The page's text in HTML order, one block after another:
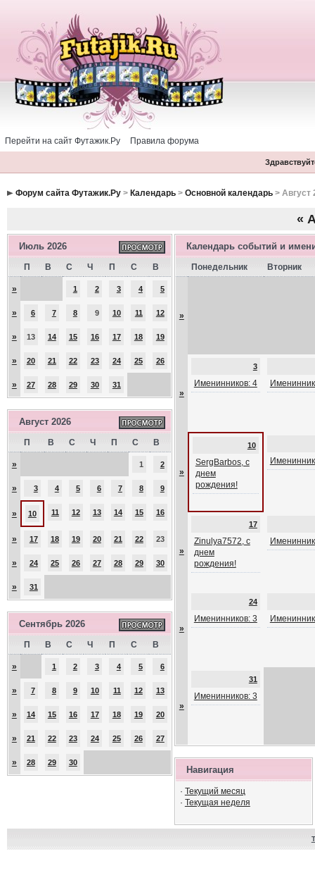
Перейти на сайт Футажик.Ру Правила форума
Форум сайта Футажик.Ру> Календарь> Основной календарь> Август
«
Июль 2026
П В С Ч П С В
» 1 2 3 4 5
» 6 7 8 9 10 11 12
» 13 14 15 16 17 18 19
» 20 21 22 23 24 25 26
» 27 28 29 30 31
Август 2026
П В С Ч П С В
» 1 2
» 3 4 5 6 7 8 9
» 10 11 12 13 14 15 16
» 17 18 19 20 21 22 23
» 24 25 26 27 28 29 30
» 31
Сентябрь 2026
П В С Ч П С В
» 1 2 3 4 5 6
» 7 8 9 10 11 12 13
» 14 15 16 17 18 19 20
» 21 22 23 24 25 26 27
» 28 29 30
Календарь событий и
Понедельник Вторник
»
»
3
Именинников: 4
»
10
SergBarbos, с
днем
рождения!
»
17
Zinulya7572, с
днем
рождения!
»
24
Именинников: 3
»
31
Именинников: 3
Навигация
· Текущий месяц
· Текущая неделя